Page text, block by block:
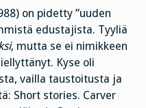
on pidetty ”uuden
edustajista. Tyyliä
, mutta se ei nimikkeen
Kyse oli
vailla taustoitusta ja
Short stories. Carver